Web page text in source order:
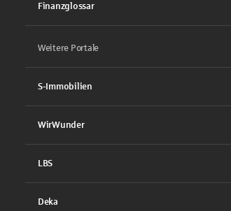
Finanzglossar
Weitere Portale
S-Immobilien
WirWunder
LBS
Deka